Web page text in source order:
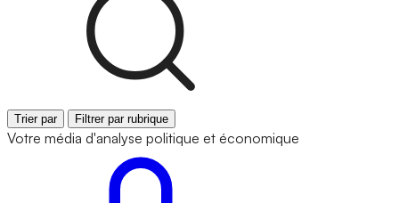
Trier par Filtrer par rubrique
Votre média d'analyse politique et économique